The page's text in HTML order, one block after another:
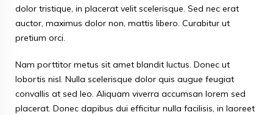
dolor tristique, in placerat velit scelerisque. Sed nec erat
auctor, maximus dolor non, mattis libero. Curabitur ut
pretium orci.
Nam porttitor metus sit amet blandit luctus. Donec ut
lobortis nisl. Nulla scelerisque dolor quis augue feugiat
convallis at sed leo. Aliquam viverra accumsan lorem sed
placerat. Donec dapibus dui efficitur nulla facilisis, in laoreet